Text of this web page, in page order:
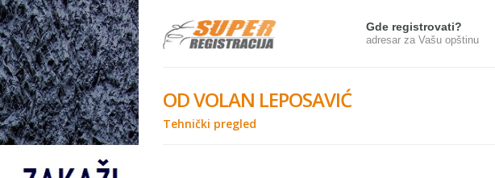
Gde registrovati?
adresar za Vašu opštinu
OD VOLAN LEPOSAVIĆ
Tehnički pregled